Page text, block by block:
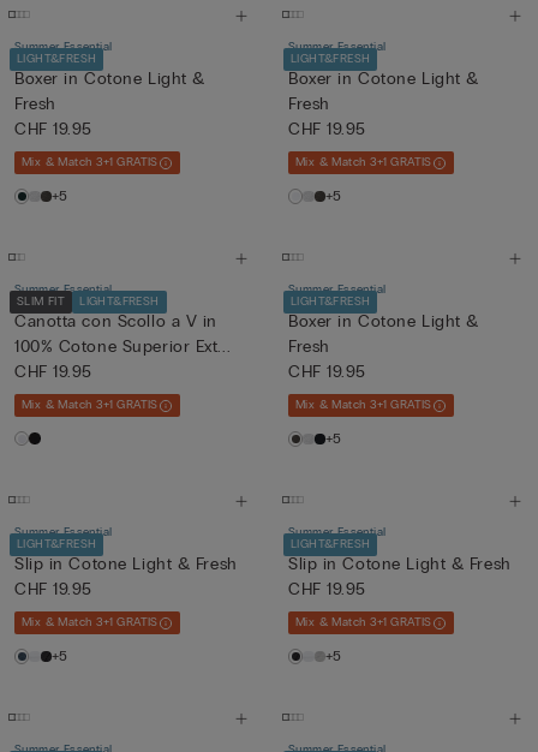
LIGHT&FRESH
Summer Essential
Boxer in Cotone Light &
Fresh
CHF 19.95
Mix & Match 3+1 GRATIS
+5
LIGHT&FRESH
Summer Essential
Boxer in Cotone Light &
Fresh
CHF 19.95
Mix & Match 3+1 GRATIS
+5
SLIM FIT LIGHT&FRESH
Summer Essential
Canotta con Scollo a V in
100% Cotone Superior Ext...
CHF 19.95
Mix & Match 3+1 GRATIS
LIGHT&FRESH
Summer Essential
Boxer in Cotone Light &
Fresh
CHF 19.95
Mix & Match 3+1 GRATIS
+5
LIGHT&FRESH
Summer Essential
Slip in Cotone Light & Fresh
CHF 19.95
Mix & Match 3+1 GRATIS
+5
LIGHT&FRESH
Summer Essential
Slip in Cotone Light & Fresh
CHF 19.95
Mix & Match 3+1 GRATIS
+5